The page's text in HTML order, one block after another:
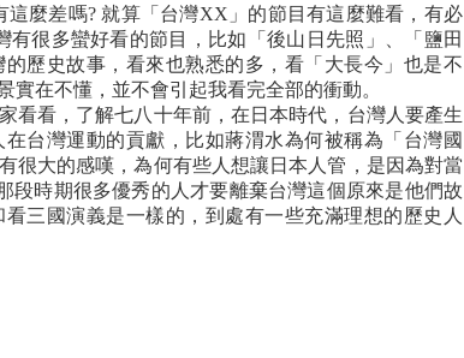
這麼差嗎? 就算「台灣XX」的節目有這麼難看，有必
很多蠻好看的節目，比如「後山日先照」、「鹽田
歷史故事，看來也熟悉的多，看「大長今」也是不
在不懂，並不會引起我看完全部的衝動。
看看，了解七八十年前，在日本時代，台灣人要產生
台灣運動的貢獻，比如蔣渭水為何被稱為「台灣國
很大的感嘆，為何有些人想讓日本人管，是因為對當
段時期很多優秀的人才要離棄台灣這個原來是他們故
三國演義是一樣的，到處有一些充滿理想的歷史人